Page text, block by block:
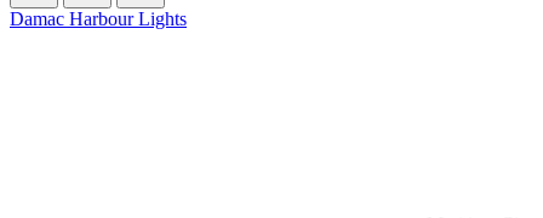
Damac Harbour Lights